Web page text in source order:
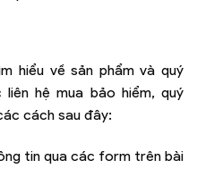
hiểu về sản phẩm và quý
hệ mua bảo hiểm, quý
cách sau đây:
tin qua các form trên bài